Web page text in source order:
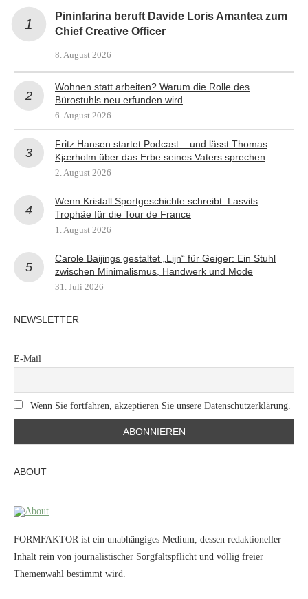
Pininfarina beruft Davide Loris Amantea zum
Chief Creative Officer
8. August 2026
Wohnen statt arbeiten? Warum die Rolle des
Bürostuhls neu erfunden wird
6. August 2026
Fritz Hansen startet Podcast – und lässt Thomas
Kjærholm über das Erbe seines Vaters sprechen
2. August 2026
Wenn Kristall Sportgeschichte schreibt: Lasvits
Trophäe für die Tour de France
1. August 2026
Carole Baijings gestaltet „Lijn“ für Geiger: Ein Stuhl
zwischen Minimalismus, Handwerk und Mode
31. Juli 2026
NEWSLETTER
E-Mail
Wenn Sie fortfahren, akzeptieren Sie unsere Datenschutzerklärung.
ABOUT
FORMFAKTOR ist ein unabhängiges Medium, dessen redaktioneller
Inhalt rein von journalistischer Sorgfaltspflicht und völlig freier
Themenwahl bestimmt wird.